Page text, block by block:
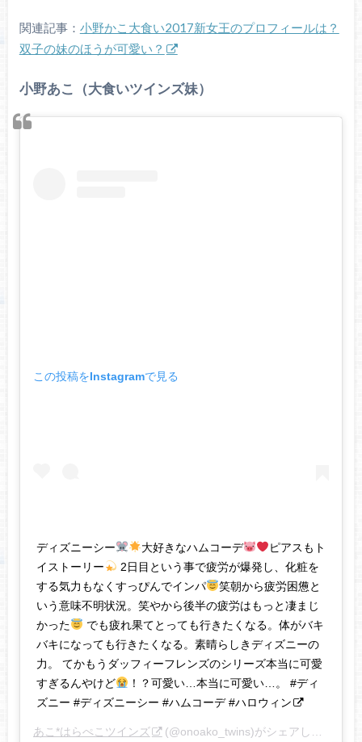
関連記事： 小野かこ大食い2017新女王のプロフィールは？
双子の妹のほうが可愛い？
小野あこ（大食いツインズ妹）
この投稿をInstagramで見る
ディズニーシー 大好きなハムコーデ
ピアスもト
イストーリー
2日目という事で疲労が爆発し、化粧を
する気力もなくすっぴんでインパ
笑朝から疲労困憊と
いう意味不明状況。笑やから後半の疲労はもっと凄まじ
かった
でも疲れ果てとっても行きたくなる。体がバキ
バキになっても行きたくなる。素晴らしきディズニーの
力。 てかもうダッフィーフレンズのシリーズ本当に可愛
すぎるんやけど
！？可愛い…本当に可愛い…。 #ディ
ズニー #ディズニーシー #ハムコーデ #ハロウィン
あこ*はらぺこツインズ (@onoako_twins)がシェアした投稿 –